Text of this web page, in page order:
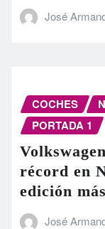
José
COCHES
PORTADA 1
récord en
edición
José